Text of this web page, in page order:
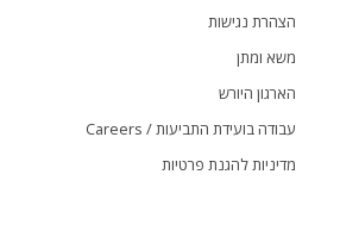
הצהרת נגישות
משא ומתן
הארגון היורש
עבודה בועידת התביעות / Careers
מדיניות להגנת פרטיות